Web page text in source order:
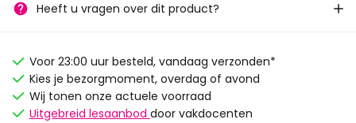
Heeft u vragen over dit product?
Voor 23:00 uur besteld, vandaag verzonden*
Kies je bezorgmoment, overdag of avond
Wij tonen onze actuele voorraad
Uitgebreid lesaanbod door vakdocenten